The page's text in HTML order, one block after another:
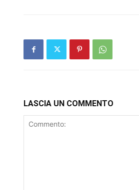
LASCIA UN COMMENTO